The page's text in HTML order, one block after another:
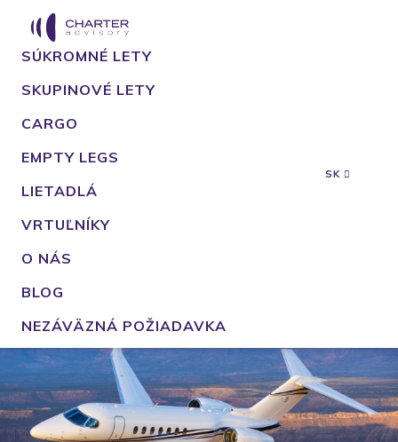
SÚKROMNÉ LETY
SKUPINOVÉ LETY
CARGO
EMPTY LEGS
LIETADLÁ
VRTUĽNÍKY
O NÁS
BLOG
NEZÁVÄZNÁ POŽIADAVKA
SK